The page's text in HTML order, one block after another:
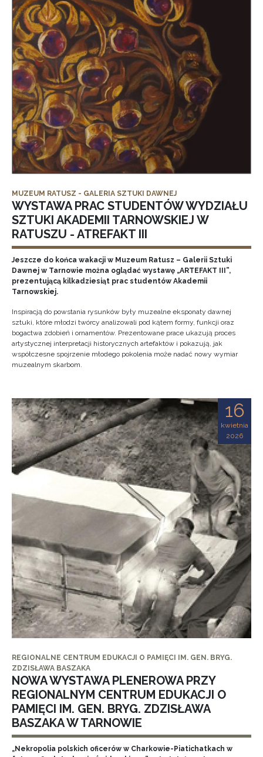
MUZEUM RATUSZ - GALERIA SZTUKI DAWNEJ
WYSTAWA PRAC STUDENTÓW WYDZIAŁU
SZTUKI AKADEMII TARNOWSKIEJ W
RATUSZU - ATREFAKT III
Jeszcze do końca wakacji w Muzeum Ratusz – Galerii Sztuki
Dawnej w Tarnowie można oglądać wystawę „ARTEFAKT III”,
prezentującą kilkadziesiąt prac studentów Akademii
Tarnowskiej.
Inspiracją do powstania rysunków były muzealne eksponaty dawnej
sztuki, które młodzi twórcy analizowali pod kątem formy, funkcji oraz
bogactwa zdobień i ornamentów. Prezentowane prace ukazują proces
artystycznej interpretacji historycznych artefaktów i pokazują, jak
współczesne spojrzenie młodego pokolenia może nadać nowy wymiar
muzealnym skarbom.
16
kwietnia
2026
REGIONALNE CENTRUM EDUKACJI O PAMIĘCI IM. GEN. BRYG.
ZDZISŁAWA BASZAKA
NOWA WYSTAWA PLENEROWA PRZY
REGIONALNYM CENTRUM EDUKACJI O
PAMIĘCI IM. GEN. BRYG. ZDZISŁAWA
BASZAKA W TARNOWIE
„Nekropolia polskich oficerów w Charkowie-Piatichatkach w